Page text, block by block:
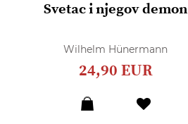
Svetac i njegov demon
Wilhelm Hünermann
24,90 EUR